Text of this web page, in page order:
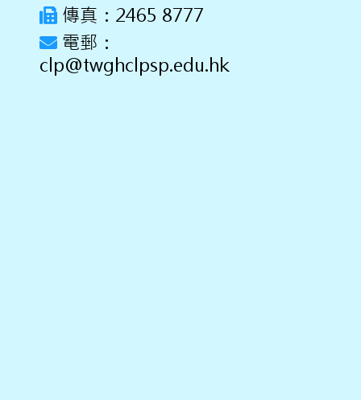
傳真：2465 8777
電郵：
clp@twghclpsp.edu.hk